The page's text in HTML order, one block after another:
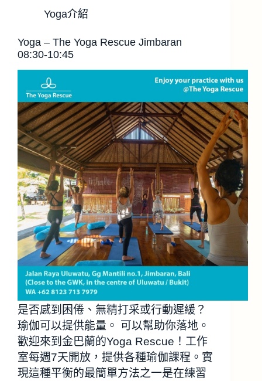
Yoga介紹
Yoga – The Yoga Rescue Jimbaran
08:30-10:45
是否感到困倦、無精打采或行動遲緩？
瑜伽可以提供能量。 可以幫助你落地。
歡迎來到金巴蘭的Yoga Rescue！工作
室每週7天開放，提供各種瑜伽課程。實
現這種平衡的最簡單方法之一是在練習